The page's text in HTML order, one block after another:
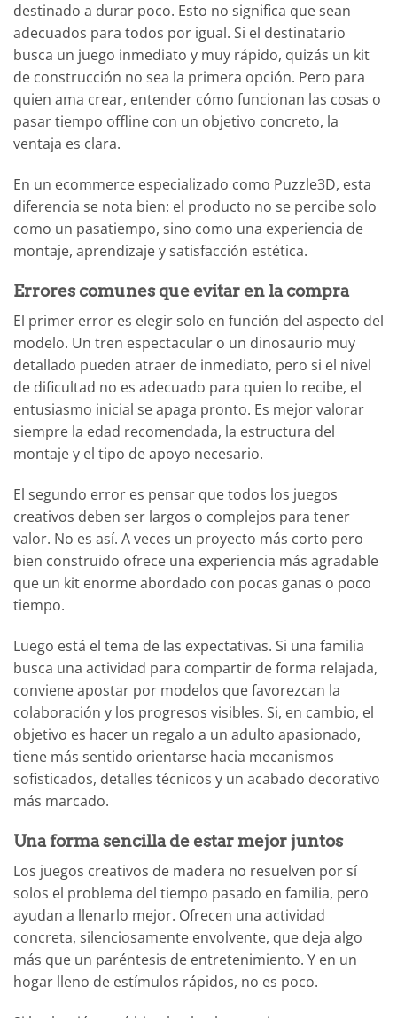
destinado a durar poco. Esto no significa que sean
adecuados para todos por igual. Si el destinatario
busca un juego inmediato y muy rápido, quizás un kit
de construcción no sea la primera opción. Pero para
quien ama crear, entender cómo funcionan las cosas o
pasar tiempo offline con un objetivo concreto, la
ventaja es clara.
En un ecommerce especializado como Puzzle3D, esta
diferencia se nota bien: el producto no se percibe solo
como un pasatiempo, sino como una experiencia de
montaje, aprendizaje y satisfacción estética.
Errores comunes que evitar en la compra
El primer error es elegir solo en función del aspecto del
modelo. Un tren espectacular o un dinosaurio muy
detallado pueden atraer de inmediato, pero si el nivel
de dificultad no es adecuado para quien lo recibe, el
entusiasmo inicial se apaga pronto. Es mejor valorar
siempre la edad recomendada, la estructura del
montaje y el tipo de apoyo necesario.
El segundo error es pensar que todos los juegos
creativos deben ser largos o complejos para tener
valor. No es así. A veces un proyecto más corto pero
bien construido ofrece una experiencia más agradable
que un kit enorme abordado con pocas ganas o poco
tiempo.
Luego está el tema de las expectativas. Si una familia
busca una actividad para compartir de forma relajada,
conviene apostar por modelos que favorezcan la
colaboración y los progresos visibles. Si, en cambio, el
objetivo es hacer un regalo a un adulto apasionado,
tiene más sentido orientarse hacia mecanismos
sofisticados, detalles técnicos y un acabado decorativo
más marcado.
Una forma sencilla de estar mejor juntos
Los juegos creativos de madera no resuelven por sí
solos el problema del tiempo pasado en familia, pero
ayudan a llenarlo mejor. Ofrecen una actividad
concreta, silenciosamente envolvente, que deja algo
más que un paréntesis de entretenimiento. Y en un
hogar lleno de estímulos rápidos, no es poco.